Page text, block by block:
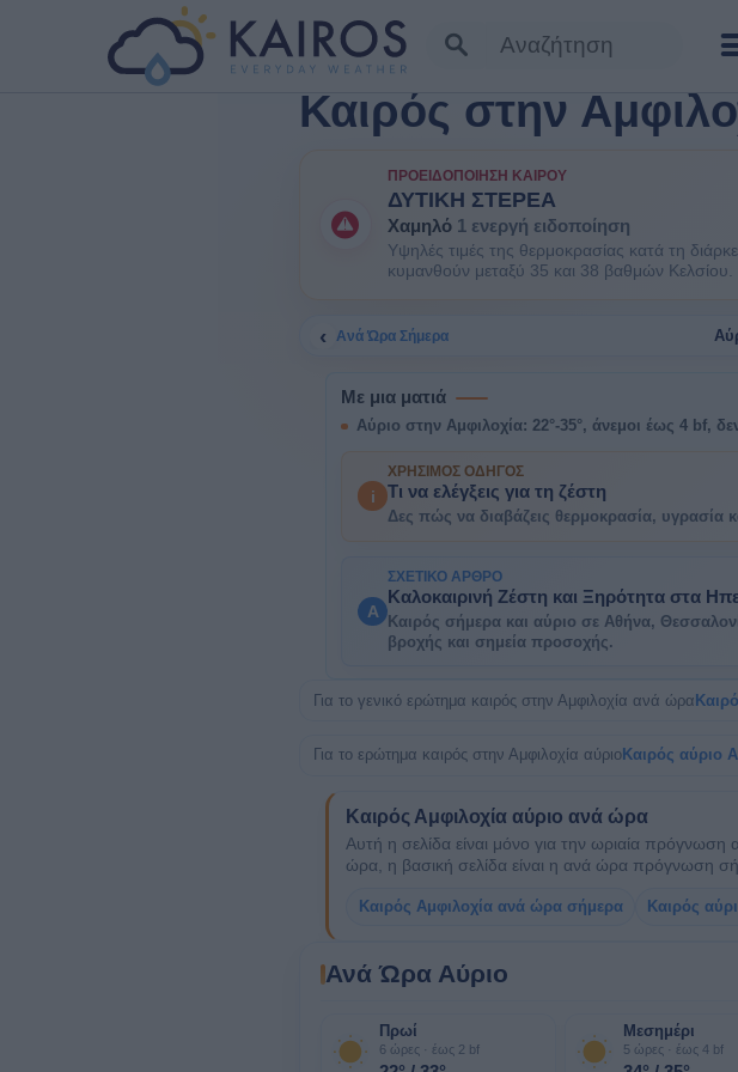
Καιρός στην
ΠΡΟΕΙΔΟΠΟΊΗΣΗ ΚΑΙΡΟΎ
ΔΥΤΙΚΗ ΣΤΕΡΕΑ
Χαμηλό 1 ενεργή ειδοποίηση
Υψηλές τιμές της θερμοκρασίας κατά τη
κυμανθούν μεταξύ 35 και 38 βαθμών
‹ Ανά Ώρα Σήμερα
Με μια ματιά
Αύριο στην Αμφιλοχία: 22°-35°, άνεμοι έως 4 bf,
i
ΧΡΉΣΙΜΟΣ ΟΔΗΓΌΣ
Τι να ελέγξεις για τη ζέστη
Δες πώς να διαβάζεις θερμοκρασία, υγρασία
A
ΣΧΕΤΙΚΌ ΆΡΘΡΟ
Καλοκαιρινή Ζέστη και Ξηρότητα στα
Καιρός σήμερα και αύριο σε Αθήνα,
βροχής και σημεία προσοχής.
Για το γενικό ερώτημα καιρός στην Αμφιλοχία ανά ώρα
Για το ερώτημα καιρός στην Αμφιλοχία αύριο Καιρός αύριο
Καιρός Αμφιλοχία αύριο ανά ώρα
Αυτή η σελίδα είναι μόνο για την ωριαία πρόγνωση
ώρα, η βασική σελίδα είναι η ανά ώρα πρόγνωση
Καιρός Αμφιλοχία ανά ώρα σήμερα Καιρός
Ανά Ώρα Αύριο
Πρωί
6 ώρες · έως 2 bf
Μεσημέρι
5 ώρες · έως 4 bf